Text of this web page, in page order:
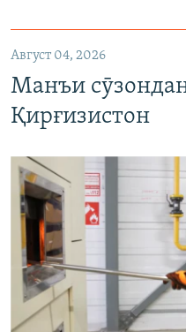
Август 04, 2026
Манъи
Қирғизистон